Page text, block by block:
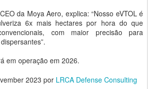
da Moya Aero, explica: “Nosso eVTOL é
6x mais hectares por hora do que
com maior precisão para
em operação em 2026.
2023 por LRCA Defense Consulting